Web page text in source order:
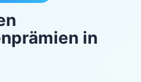
in